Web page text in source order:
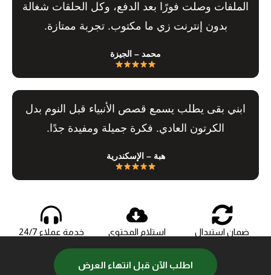
اطلب الآن قبل انتهاء العرض
الملفات وصلت فورًا بعد الدفع، وكل الحلقات شغالة
بدون إنترنت زي ما مكتوب. تجربة ممتازة.
محمد – الجيزة
ابني بقى يطلب يسمع قصص الأنبياء قبل النوم بدل
الكرتون العادي. فكرة جميلة ومفيدة جدًا.
هبة – الإسكندرية
ضمان استبدال
الرضاء التام
استلام المحتوي
خدمة عملاء 24/7
بعد الطلب